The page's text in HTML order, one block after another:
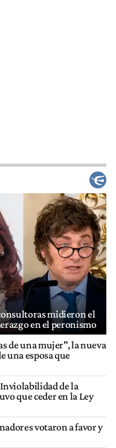
midieron el
en el peronismo
de una mujer", la nueva
una esposa que
Inviolabilidad de la
que ceder en la Ley
votaron a favor y